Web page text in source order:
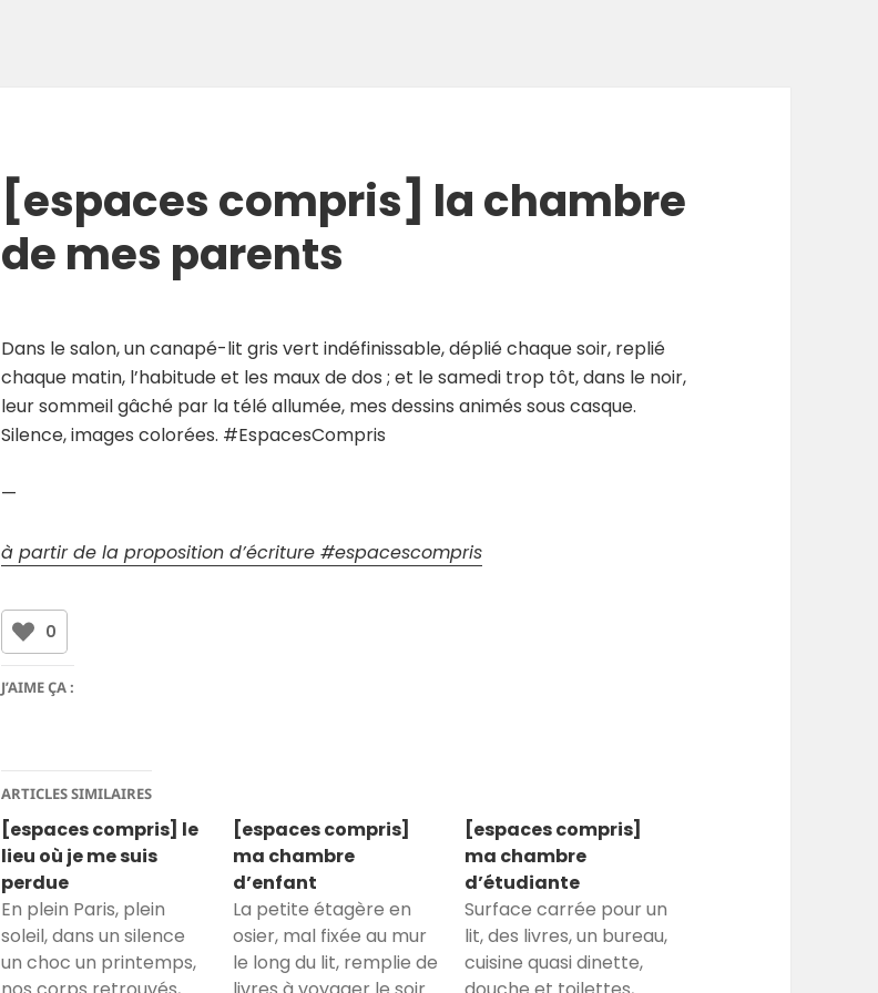
[espaces compris] la chambre
de mes parents
Dans le salon, un canapé-lit gris vert indéfinissable, déplié chaque soir, replié
chaque matin, l’habitude et les maux de dos ; et le samedi trop tôt, dans le noir,
leur sommeil gâché par la télé allumée, mes dessins animés sous casque.
Silence, images colorées. #EspacesCompris
—
à partir de la proposition d’écriture #espacescompris
0
J’AIME ÇA :
ARTICLES SIMILAIRES
[espaces compris] le
lieu où je me suis
perdue
En plein Paris, plein
soleil, dans un silence
un choc un printemps,
[espaces compris]
ma chambre
d’enfant
La petite étagère en
osier, mal fixée au mur
le long du lit, remplie de
[espaces compris]
ma chambre
d’étudiante
Surface carrée pour un
lit, des livres, un bureau,
cuisine quasi dinette,